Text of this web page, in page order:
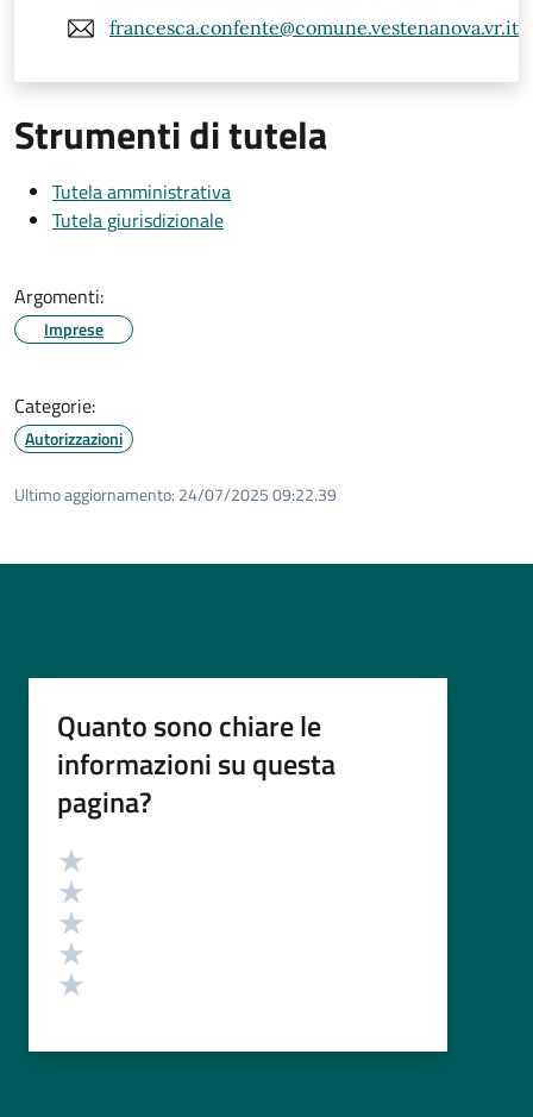
francesca.confente@comune.vestenanova.vr.it
Strumenti di tutela
Tutela amministrativa
Tutela giurisdizionale
Argomenti:
Imprese
Categorie:
Autorizzazioni
Ultimo aggiornamento: 24/07/2025 09:22.39
Quanto sono chiare le
informazioni su questa
pagina?
Valutazione